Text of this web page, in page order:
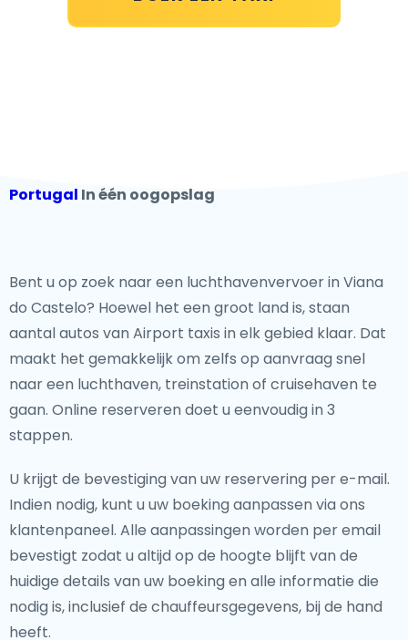
Portugal In één oogopslag
Bent u op zoek naar een luchthavenvervoer in Viana
do Castelo? Hoewel het een groot land is, staan
aantal autos van Airport taxis in elk gebied klaar. Dat
maakt het gemakkelijk om zelfs op aanvraag snel
naar een luchthaven, treinstation of cruisehaven te
gaan. Online reserveren doet u eenvoudig in 3
stappen.
U krijgt de bevestiging van uw reservering per e-mail.
Indien nodig, kunt u uw boeking aanpassen via ons
klantenpaneel. Alle aanpassingen worden per email
bevestigt zodat u altijd op de hoogte blijft van de
huidige details van uw boeking en alle informatie die
nodig is, inclusief de chauffeursgegevens, bij de hand
heeft.